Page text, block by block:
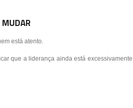
está atento.
que a liderança ainda está excessivamente